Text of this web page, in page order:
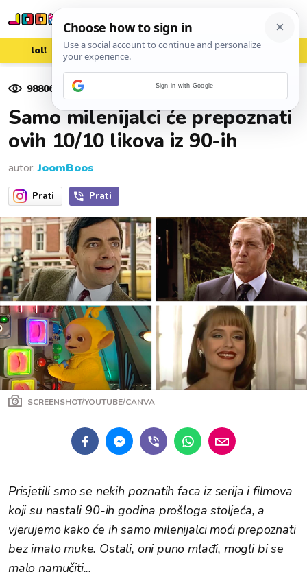
lol! aww vrh! woot?!
98806 pregleda
Samo milenijalci će prepoznati
ovih 10/10 likova iz 90-ih
autor:JoomBoos
Prati Prati
SCREENSHOT/YOUTUBE/CANVA
Prisjetili smo se nekih poznatih faca iz serija i filmova
koji su nastali 90-ih godina prošloga stoljeća, a
vjerujemo kako će ih samo milenijalci moći prepoznati
bez imalo muke. Ostali, oni puno mlađi, mogli bi se
malo namučiti...
Sign in with Google